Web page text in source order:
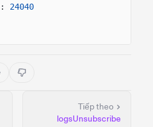
:
24040
Tiếp theo
logsUnsubscribe